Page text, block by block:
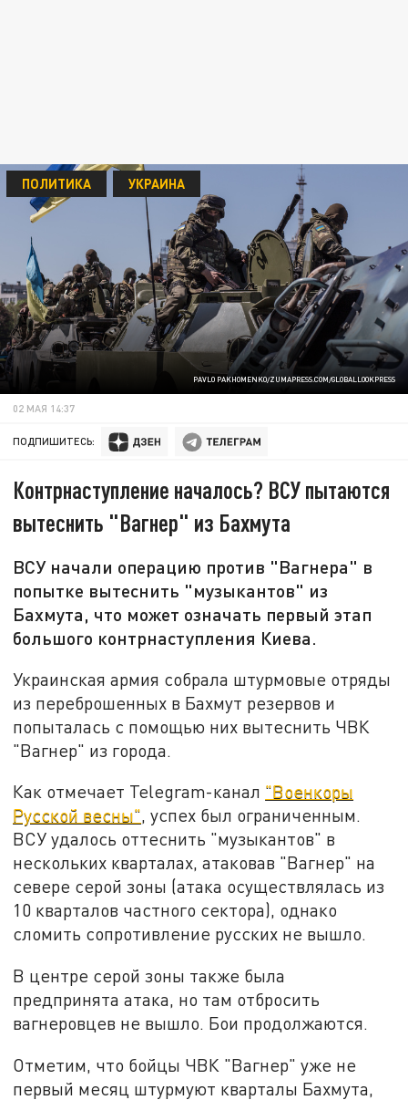
PAVLO PAKHOMENKO/ZUMAPRESS.COM/GLOBALLOOKPRESS
ПОЛИТИКА УКРАИНА
02 МАЯ 14:37
ПОДПИШИТЕСЬ:
Контрнаступление началось? ВСУ пытаются
вытеснить "Вагнер" из Бахмута
ВСУ начали операцию против "Вагнера" в
попытке вытеснить "музыкантов" из
Бахмута, что может означать первый этап
большого контрнаступления Киева.
Украинская армия собрала штурмовые отряды
из переброшенных в Бахмут резервов и
попыталась с помощью них вытеснить ЧВК
"Вагнер" из города.
Как отмечает Telegram-канал "Военкоры
Русской весны", успех был ограниченным.
ВСУ удалось оттеснить "музыкантов" в
нескольких кварталах, атаковав "Вагнер" на
севере серой зоны (атака осуществлялась из
10 кварталов частного сектора), однако
сломить сопротивление русских не вышло.
В центре серой зоны также была
предпринята атака, но там отбросить
вагнеровцев не вышло. Бои продолжаются.
Отметим, что бойцы ЧВК "Вагнер" уже не
первый месяц штурмуют кварталы Бахмута,